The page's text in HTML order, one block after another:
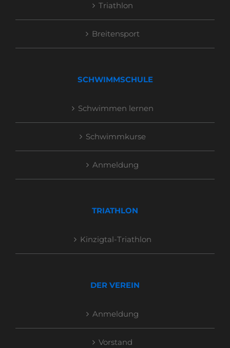
Triathlon
Breitensport
SCHWIMMSCHULE
Schwimmen lernen
Schwimmkurse
Anmeldung
TRIATHLON
Kinzigtal-Triathlon
DER VEREIN
Anmeldung
Vorstand